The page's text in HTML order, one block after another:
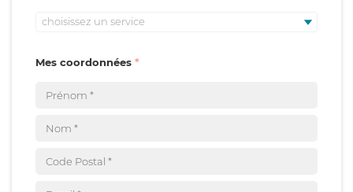
choisissez un service
Mes coordonnées